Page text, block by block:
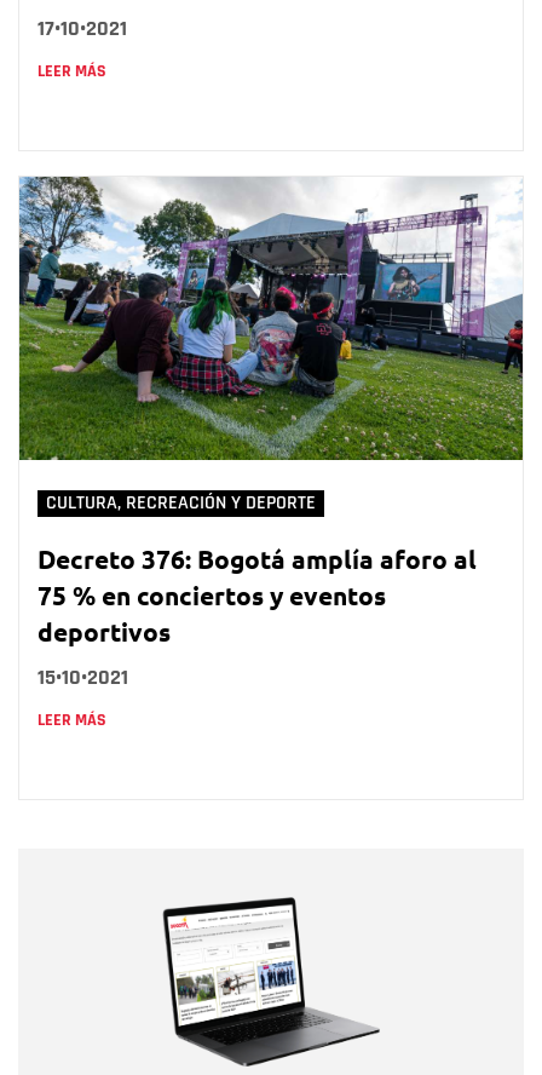
17•10•2021
LEER MÁS
CULTURA, RECREACIÓN Y DEPORTE
Decreto 376: Bogotá amplía aforo al
75 % en conciertos y eventos
deportivos
15•10•2021
LEER MÁS
Correo electrónico
Tipo de comentario